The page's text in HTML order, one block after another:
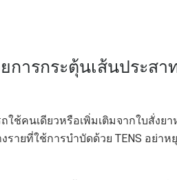
ารกระตุ้นเส้นประสา
ใช้คนเดียวหรือเพิ่มเติมจากใบสั่งย
ายที่ใช้การบำบัดด้วย TENS อย่า